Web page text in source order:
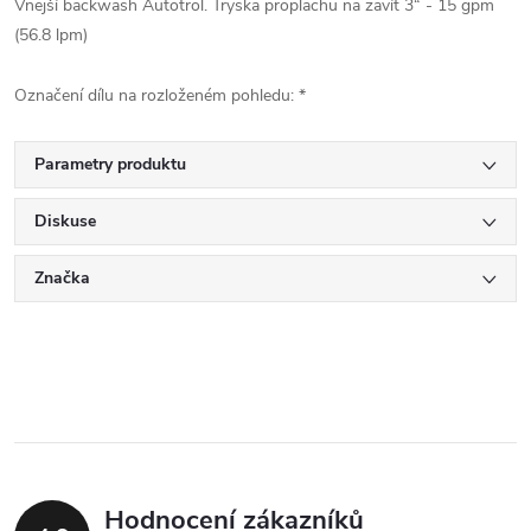
Vnejší backwash Autotrol. Tryska proplachu na zavít 3“ - 15 gpm
(56.8 lpm)
Označení dílu na rozloženém pohledu: *
Parametry produktu
Diskuse
Značka
Hodnocení zákazníků